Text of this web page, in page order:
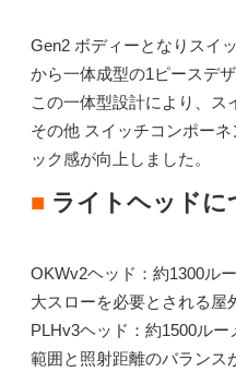
Gen2 ボディーとなりスイ
から一体成型の1ピースデ
この一体型設計により、ス
その他 スイッチコンポー
ック感が向上しました。
■ ライトヘッドに
OKWv2ヘッド：約1300ル
大スローを必要とされる屋
PLHv3ヘッド：約1500ル
範囲と照射距離のバランス